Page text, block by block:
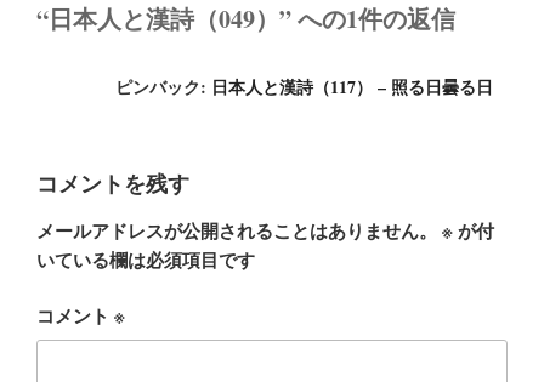
“日本人と漢詩（049）” への1件の返信
ピンバック: 日本人と漢詩（117） – 照る日曇る日
コメントを残す
メールアドレスが公開されることはありません。 ※が付
いている欄は必須項目です
コメント ※